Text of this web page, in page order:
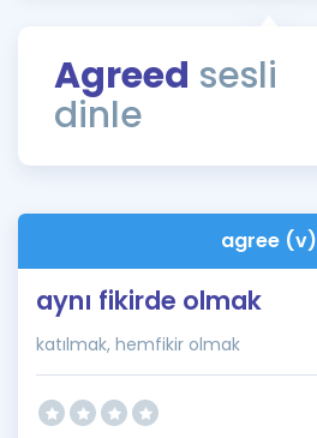
Rehberlik Aracı
ÖSYM Sınav Takvimi
İngilizce Gramer
Agreed sesli
dinle
agree (v)
aynı fikirde olmak
katılmak, hemfikir olmak